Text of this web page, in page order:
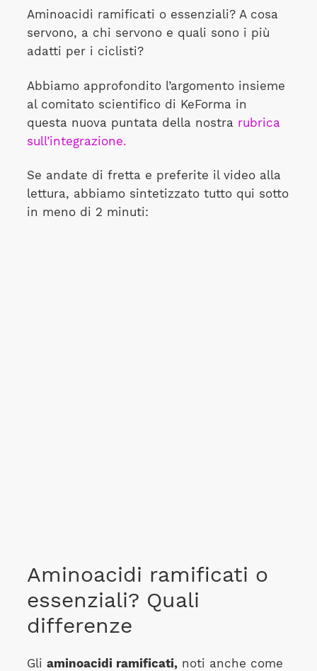
Aminoacidi ramificati o essenziali? A cosa
servono, a chi servono e quali sono i più
adatti per i ciclisti?
Abbiamo approfondito l’argomento insieme
al comitato scientifico di KeForma in
questa nuova puntata della nostra rubrica
sull’integrazione.
Se andate di fretta e preferite il video alla
lettura, abbiamo sintetizzato tutto qui sotto
in meno di 2 minuti:
Aminoacidi ramificati o
essenziali? Quali
differenze
Gli aminoacidi ramificati,noti anche come